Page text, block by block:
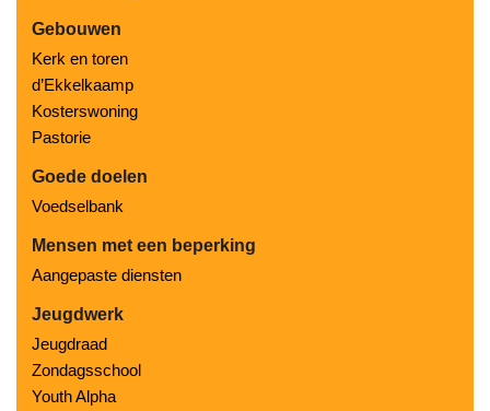
Gebouwen
Kerk en toren
d’Ekkelkaamp
Kosterswoning
Pastorie
Goede doelen
Voedselbank
Mensen met een beperking
Aangepaste diensten
Jeugdwerk
Jeugdraad
Zondagsschool
Youth Alpha